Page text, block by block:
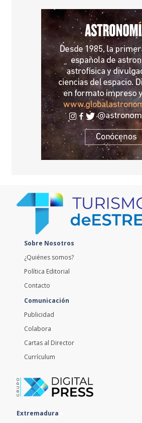
Sobre Nosotros
¿Quiénes somos?
Política Editorial
Contacto
Comunicación
Publicidad
Colabora
Cartas al Director
Currículum
Extremadura